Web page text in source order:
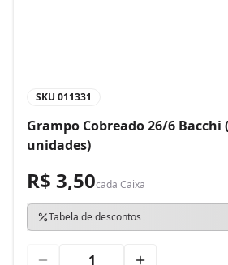
SKU 011331
Grampo Cobreado 26/6 Bacchi
unidades)
R$ 3,50cada Caixa
Tabela de descontos